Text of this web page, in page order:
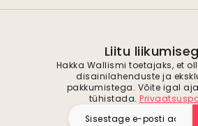
Liitu
Hakka Wallismi toetajaks, et
disainilahenduste ja
pakkumistega. Võite igal
tühistada.